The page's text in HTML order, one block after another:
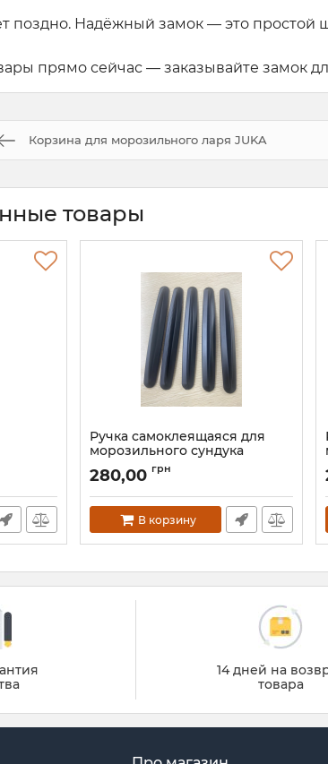
поздно. Надёжный замок — это
прямо сейчас — заказывайте замок
Корзина для морозильного ларя JUKA
товары
Ручка самоклеящаяся для
морозильного сундука
(витрины) с ровным стеклом
280,00 грн
В корзину
14 дней на
товара